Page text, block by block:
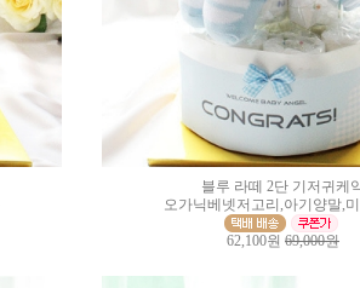
블루 라떼 2단 기저귀케
오가닉베넷저고리,아기양말,
62,100원 69,000원